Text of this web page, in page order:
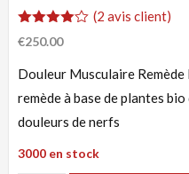
Noté
4.00
basé
2
notations
client
(2 avis client)
€250.00
Douleur Musculaire Remède
remède à base de plantes
douleurs de nerfs
3000 en stock